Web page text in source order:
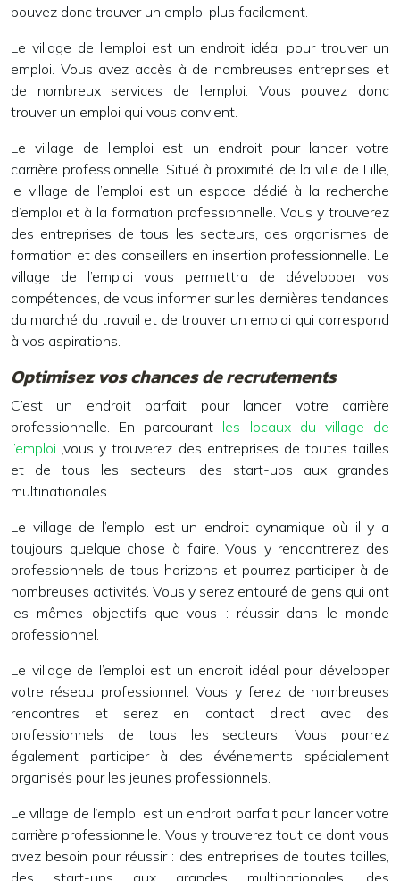
pouvez donc trouver un emploi plus facilement.
Le village de l’emploi est un endroit idéal pour trouver un
emploi. Vous avez accès à de nombreuses entreprises et
de nombreux services de l’emploi. Vous pouvez donc
trouver un emploi qui vous convient.
Le village de l’emploi est un endroit pour lancer votre
carrière professionnelle. Situé à proximité de la ville de Lille,
le village de l’emploi est un espace dédié à la recherche
d’emploi et à la formation professionnelle. Vous y trouverez
des entreprises de tous les secteurs, des organismes de
formation et des conseillers en insertion professionnelle. Le
village de l’emploi vous permettra de développer vos
compétences, de vous informer sur les dernières tendances
du marché du travail et de trouver un emploi qui correspond
à vos aspirations.
Optimisez vos chances de recrutements
C’est un endroit parfait pour lancer votre carrière
professionnelle. En parcourant les locaux du village de
l’emploi ,vous y trouverez des entreprises de toutes tailles
et de tous les secteurs, des start-ups aux grandes
multinationales.
Le village de l’emploi est un endroit dynamique où il y a
toujours quelque chose à faire. Vous y rencontrerez des
professionnels de tous horizons et pourrez participer à de
nombreuses activités. Vous y serez entouré de gens qui ont
les mêmes objectifs que vous : réussir dans le monde
professionnel.
Le village de l’emploi est un endroit idéal pour développer
votre réseau professionnel. Vous y ferez de nombreuses
rencontres et serez en contact direct avec des
professionnels de tous les secteurs. Vous pourrez
également participer à des événements spécialement
organisés pour les jeunes professionnels.
Le village de l’emploi est un endroit parfait pour lancer votre
carrière professionnelle. Vous y trouverez tout ce dont vous
avez besoin pour réussir : des entreprises de toutes tailles,
des start-ups aux grandes multinationales, des